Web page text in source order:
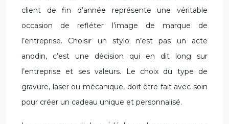
client de fin d’année représente une véritable
occasion de refléter l’image de marque de
l’entreprise. Choisir un stylo n’est pas un acte
anodin, c’est une décision qui en dit long sur
l’entreprise et ses valeurs. Le choix du type de
gravure, laser ou mécanique, doit être fait avec soin
pour créer un cadeau unique et personnalisé.